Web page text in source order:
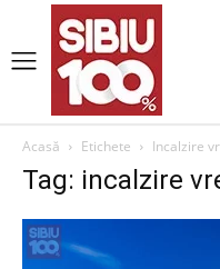
Acasă Etichete Incalzire
Tag: incalzire